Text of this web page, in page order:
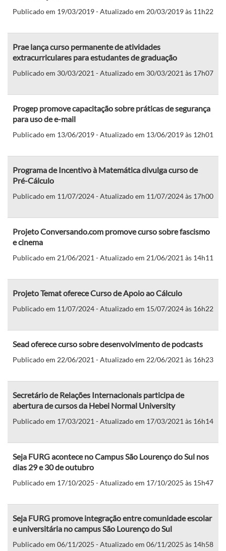
Publicado em 19/03/2019 - Atualizado em 20/03/2019 às 11h22
Prae lança curso permanente de atividades
extracurriculares para estudantes de graduação
Publicado em 30/03/2021 - Atualizado em 30/03/2021 às 17h07
Progep promove capacitação sobre práticas de segurança
para uso de e-mail
Publicado em 13/06/2019 - Atualizado em 13/06/2019 às 12h01
Programa de Incentivo à Matemática divulga curso de
Pré-Cálculo
Publicado em 11/07/2024 - Atualizado em 11/07/2024 às 17h00
Projeto Conversando.com promove curso sobre fascismo
e cinema
Publicado em 21/06/2021 - Atualizado em 21/06/2021 às 14h11
Projeto Temat oferece Curso de Apoio ao Cálculo
Publicado em 11/07/2024 - Atualizado em 15/07/2024 às 16h22
Sead oferece curso sobre desenvolvimento de podcasts
Publicado em 22/06/2021 - Atualizado em 22/06/2021 às 16h23
Secretário de Relações Internacionais participa de
abertura de cursos da Hebei Normal University
Publicado em 17/03/2021 - Atualizado em 17/03/2021 às 16h14
Seja FURG acontece no Campus São Lourenço do Sul nos
dias 29 e 30 de outubro
Publicado em 17/10/2025 - Atualizado em 17/10/2025 às 15h47
Seja FURG promove integração entre comunidade escolar
e universitária no campus São Lourenço do Sul
Publicado em 06/11/2025 - Atualizado em 06/11/2025 às 14h58